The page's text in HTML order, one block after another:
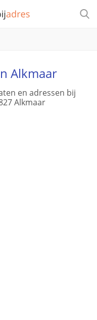
Alkmaar
en adressen bij
Alkmaar